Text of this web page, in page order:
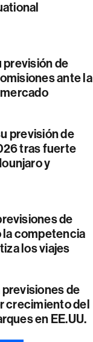
previsión de
ante la
previsión de
tras fuerte
y
de
la competencia
los viajes
de
crecimiento del
en EE.UU.